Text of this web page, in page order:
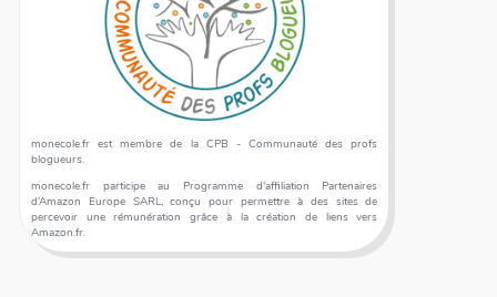
monecole.fr est membre de la CPB - Communauté des profs
blogueurs.
monecole.fr participe au Programme d'affiliation Partenaires
d’Amazon Europe SARL, conçu pour permettre à des sites de
percevoir une rémunération grâce à la création de liens vers
Amazon.fr.